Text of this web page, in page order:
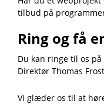
tilbud på
Ring og få
Du kan ringe til os
Direktør Thomas
Vi glæder os til at